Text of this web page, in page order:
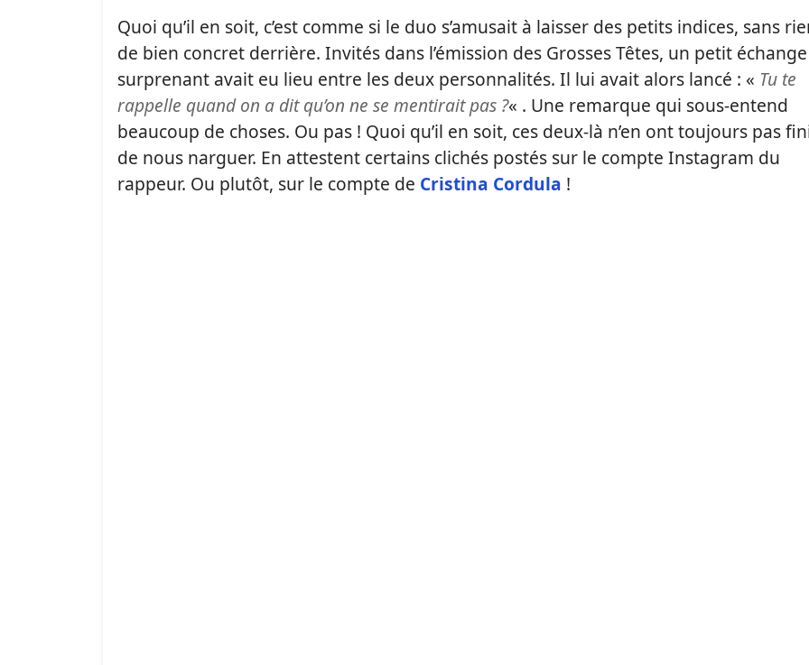
Quoi qu’il en soit, c’est comme si le duo s’amusait à laisser des petits indices, sans
de bien concret derrière. Invités dans l’émission des Grosses Têtes, un petit échange
surprenant avait eu lieu entre les deux personnalités. Il lui avait alors lancé : « Tu te
rappelle quand on a dit qu’on ne se mentirait pas ?« . Une remarque qui sous-entend
beaucoup de choses. Ou pas ! Quoi qu’il en soit, ces deux-là n’en ont toujours pas
de nous narguer. En attestent certains clichés postés sur le compte Instagram du
rappeur. Ou plutôt, sur le compte de Cristina Cordula !